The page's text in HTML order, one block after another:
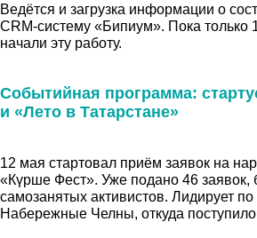
Ведётся и загрузка информации о
CRM-систему «Бипиум». Пока только
начали эту работу.
Событийная программа:
и «Лето в Татарстане»
12 мая стартовал приём заявок на
«Күрше Фест». Уже подано 46
самозанятых активистов. Лидирует
Набережные Челны, откуда поступило